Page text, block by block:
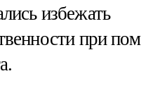
избежать
при